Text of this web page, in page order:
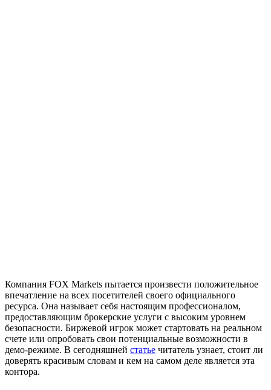
Компания FOX Markets пытается произвести положительное
впечатление на всех посетителей своего официального
ресурса. Она называет себя настоящим профессионалом,
предоставляющим брокерские услуги с высоким уровнем
безопасности. Биржевой игрок может стартовать на реальном
счете или опробовать свои потенциальные возможности в
демо-режиме. В сегодняшней статье читатель узнает, стоит ли
доверять красивым словам и кем на самом деле является эта
контора.